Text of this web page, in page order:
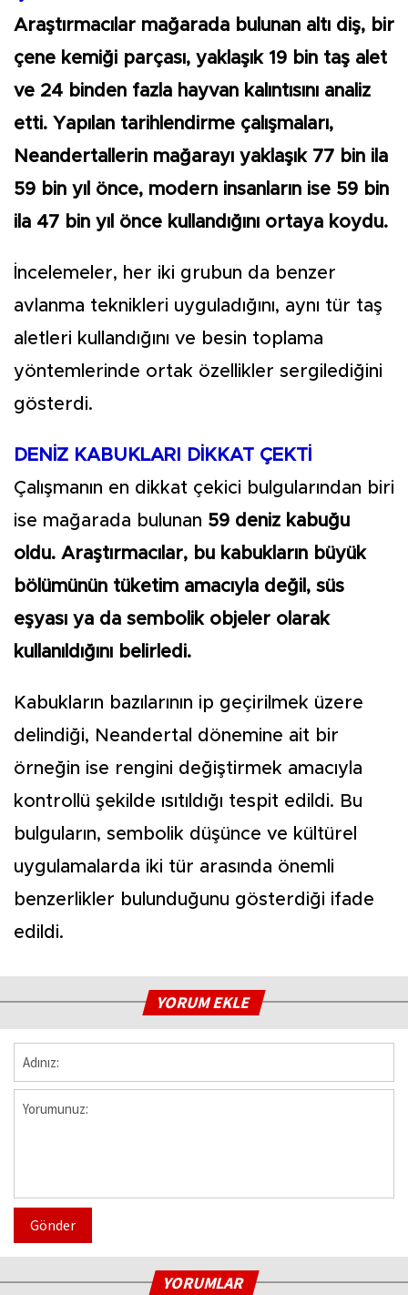
Araştırmacılar mağarada bulunan altı diş, bir
çene kemiği parçası, yaklaşık 19 bin taş alet
ve 24 binden fazla hayvan kalıntısını analiz
etti. Yapılan tarihlendirme çalışmaları,
Neandertallerin mağarayı yaklaşık 77 bin ila
59 bin yıl önce, modern insanların ise 59 bin
ila 47 bin yıl önce kullandığını ortaya koydu.
İncelemeler, her iki grubun da benzer
avlanma teknikleri uyguladığını, aynı tür taş
aletleri kullandığını ve besin toplama
yöntemlerinde ortak özellikler sergilediğini
gösterdi.
DENİZ KABUKLARI DİKKAT ÇEKTİ
Çalışmanın en dikkat çekici bulgularından biri
ise mağarada bulunan 59 deniz kabuğu
oldu. Araştırmacılar, bu kabukların büyük
bölümünün tüketim amacıyla değil, süs
eşyası ya da sembolik objeler olarak
kullanıldığını belirledi.
Kabukların bazılarının ip geçirilmek üzere
delindiği, Neandertal dönemine ait bir
örneğin ise rengini değiştirmek amacıyla
kontrollü şekilde ısıtıldığı tespit edildi. Bu
bulguların, sembolik düşünce ve kültürel
uygulamalarda iki tür arasında önemli
benzerlikler bulunduğunu gösterdiği ifade
edildi.
YORUM EKLE
Gönder
YORUMLAR